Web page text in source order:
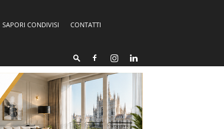
SAPORI CONDIVISI
CONTATTI